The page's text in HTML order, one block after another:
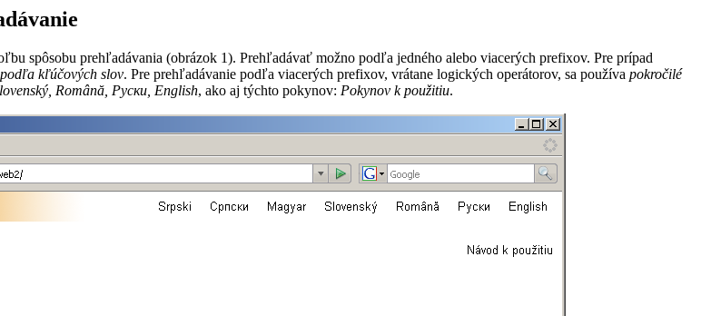
spôsobu prehľadávania (obrázok 1). Prehľadávať možno podľa jedného alebo viacerých prefixov. Pre prípad
kľúčových slov. Pre prehľadávanie podľa viacerých prefixov, vrátane logických operátorov, sa používa pokročilé
Română, Руски, English, ako aj týchto pokynov: Pokynov k použitiu.